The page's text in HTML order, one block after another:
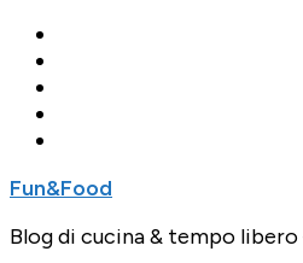
Fun&Food
Blog di cucina & tempo libero